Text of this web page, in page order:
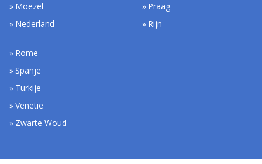
Moezel
Nederland
Praag
Rijn
Rome
Spanje
Turkije
Venetië
Zwarte Woud